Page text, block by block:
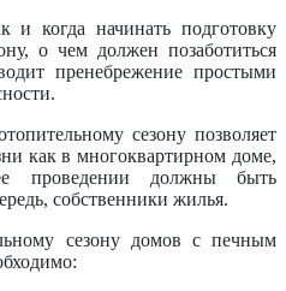
и когда начинать подготовку
о чем должен позаботиться
пренебрежение простыми
сезону позволяет
как в многоквартирном доме,
должны быть
собственники жилья.
сезону домов с печным